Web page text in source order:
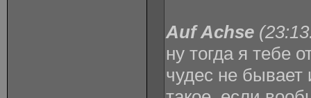
Auf Achse
ну тогда я тебе
чудес не бывает